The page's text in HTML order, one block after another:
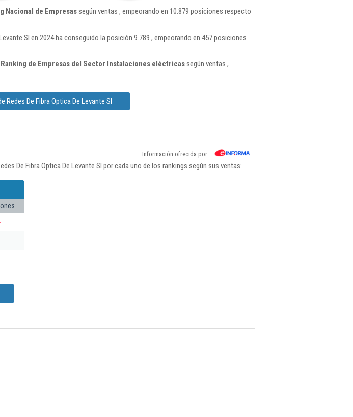
Nacional de Empresassegún ventas , empeorando en 10.879 posiciones respecto
Sl en 2024 ha conseguido la posición 9.789 , empeorando en 457 posiciones
Ranking de Empresas del Sector Instalaciones eléctricassegún ventas ,
Redes De Fibra Optica De Levante Sl
Información ofrecida por
De Fibra Optica De Levante Sl por cada uno de los rankings según sus ventas: